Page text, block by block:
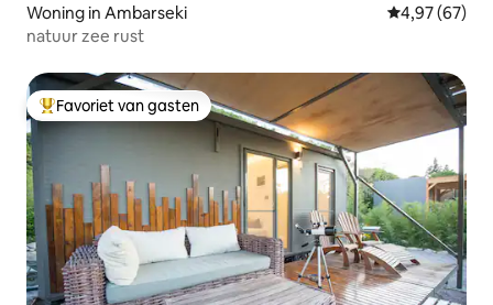
Woning in Ambarseki Gemiddelde
4,97 (67)
natuur zee rust
Topfavoriet van gasten
Favoriet van gasten